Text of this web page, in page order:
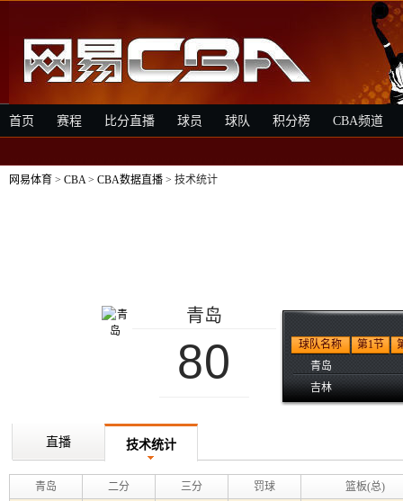
首页 赛程 比分直播 球员 球队 积分榜 CBA频道
网易体育 > CBA> CBA数据直播 > 技术统计
青岛
80 球队名称 第1节
青岛
吉林
直播 技术统计
青岛 二分 三分 罚球
篮板(总)